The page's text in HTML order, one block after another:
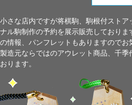
小さな店内ですが将棋駒、駒根付スト
ナル駒制作の予約を展示販売しており
の情報、パンフレットもありますのでお
製造元ならではのアウレット商品、千
おります。